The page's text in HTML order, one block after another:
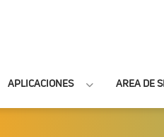
APLICACIONES AREA DE